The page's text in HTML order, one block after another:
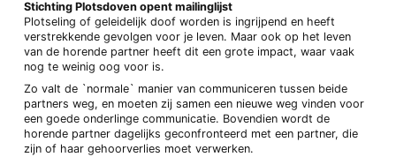
Stichting Plotsdoven opent mailinglijst
Plotseling of geleidelijk doof worden is ingrijpend en heeft
verstrekkende gevolgen voor je leven. Maar ook op het leven
van de horende partner heeft dit een grote impact, waar vaak
nog te weinig oog voor is.
Zo valt de `normale` manier van communiceren tussen beide
partners weg, en moeten zij samen een nieuwe weg vinden voor
een goede onderlinge communicatie. Bovendien wordt de
horende partner dagelijks geconfronteerd met een partner, die
zijn of haar gehoorverlies moet verwerken.